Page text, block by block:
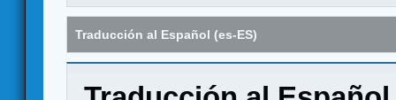
Traducción al Español (es-ES)